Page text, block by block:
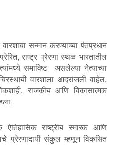
वारशाचा सन्मान करण्याच्या पंतप्रधान
राष्ट्र प्रेरणा स्थळ भारतातील
समाविष्ट असलेल्या नेत्याच्या
वारशाला आदरांजली वाहेल,
राजकीय आणि विकासात्मक
राष्ट्रीय स्मारक आणि
प्रेरणादायी संकुल म्हणून विकसित